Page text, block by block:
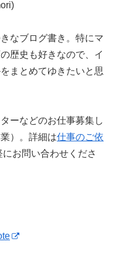
なブログ書き。特にマ
歴史も好きなので、イ
まとめてゆきたいと思
ーなどのお仕事募集し
）。詳細は仕事のご依
お問い合わせくださ